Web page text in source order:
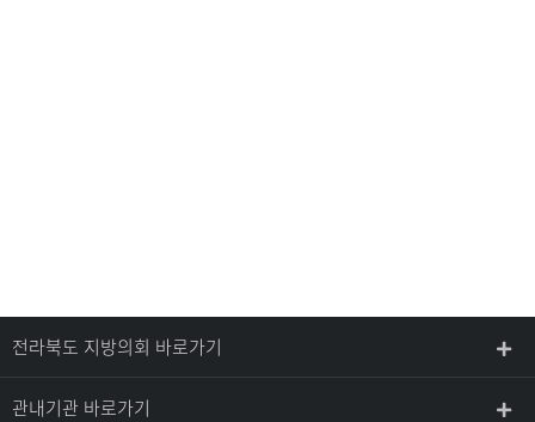
전라북도 지방의회 바로가기
관내기관 바로가기